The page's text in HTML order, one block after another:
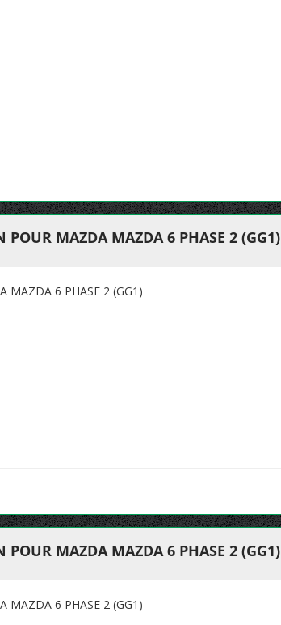
POUR MAZDA MAZDA 6 PHASE 2 (GG1)
MAZDA 6 PHASE 2 (GG1)
POUR MAZDA MAZDA 6 PHASE 2 (GG1)
MAZDA 6 PHASE 2 (GG1)